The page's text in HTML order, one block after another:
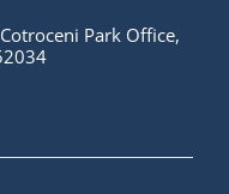
Park Office,